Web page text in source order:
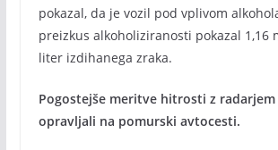
pokazal, da je vozil pod vplivom
preizkus alkoholiziranosti pokazal 1,16
liter izdihanega zraka.
Pogostejše meritve hitrosti z
opravljali na pomurski avtocesti.